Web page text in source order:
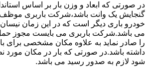
در صورتی که ابعاد و وزن بار بر اساس
گنجایش یک وانت باشد،شرکت باربری موظف
خودرو باری دیگر است که در این زمان نیسان
می باشد.شرکت باربری می بایست مجوز حمل
را صادر نماید به علاوه مکان مشخصی برای
داشته باشد.در صورتی که بار در مکان مورد
شود لازم به صدور رسید می باشد.